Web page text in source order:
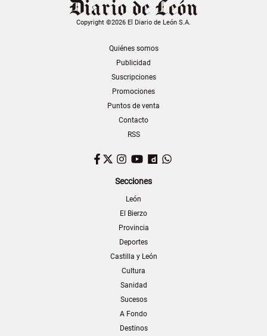
Copyright ©2026 El Diario de León S.A.
Quiénes somos
Publicidad
Suscripciones
Promociones
Puntos de venta
Contacto
RSS
Facebook
TwitterInstagram
YouTubeDailymotion
Secciones
León
El Bierzo
Provincia
Deportes
Castilla y León
Cultura
Sanidad
Sucesos
A Fondo
Destinos